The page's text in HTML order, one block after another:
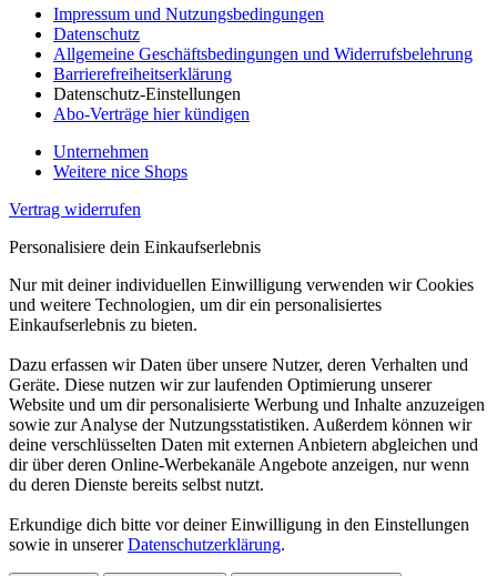
Impressum und Nutzungsbedingungen
Datenschutz
Allgemeine Geschäftsbedingungen und Widerrufsbelehrung
Barrierefreiheitserklärung
Datenschutz-Einstellungen
Abo-Verträge hier kündigen
Unternehmen
Weitere nice Shops
Vertrag widerrufen
Personalisiere dein Einkaufserlebnis
Nur mit deiner individuellen Einwilligung verwenden wir Cookies
und weitere Technologien, um dir ein personalisiertes
Einkaufserlebnis zu bieten.
Dazu erfassen wir Daten über unsere Nutzer, deren Verhalten und
Geräte. Diese nutzen wir zur laufenden Optimierung unserer
Website und um dir personalisierte Werbung und Inhalte anzuzeigen
sowie zur Analyse der Nutzungsstatistiken. Außerdem können wir
deine verschlüsselten Daten mit externen Anbietern abgleichen und
dir über deren Online-Werbekanäle Angebote anzeigen, nur wenn
du deren Dienste bereits selbst nutzt.
Erkundige dich bitte vor deiner Einwilligung in den Einstellungen
sowie in unsererDatenschutzerklärung.